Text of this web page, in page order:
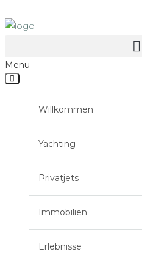
Menu
Willkommen
Yachting
Yacht For Charter
Yacht-Verkauf
Yacht-Management
Privatjets
Immobilien
Immobilienvermietung
Erlebnisse